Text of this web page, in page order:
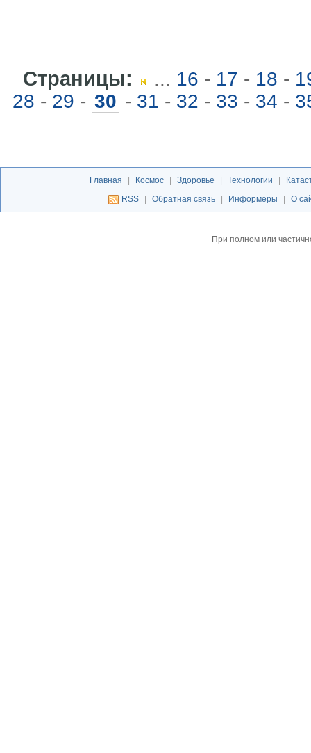
Страницы: ... 16 - 17 - 18 -
28 - 29 - 30 - 31 - 32 - 33 - 34 -
Главная Космос Здоровье Технологии
RSS
Обратная связь Информеры О
При полном или